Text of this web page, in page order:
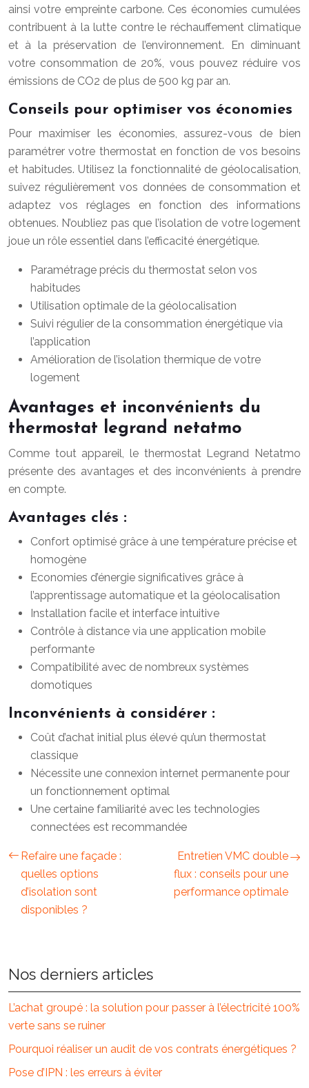
ainsi votre empreinte carbone. Ces économies cumulées
contribuent à la lutte contre le réchauffement climatique
et à la préservation de l’environnement. En diminuant
votre consommation de 20%, vous pouvez réduire vos
émissions de CO2 de plus de 500 kg par an.
Conseils pour optimiser vos économies
Pour maximiser les économies, assurez-vous de bien
paramétrer votre thermostat en fonction de vos besoins
et habitudes. Utilisez la fonctionnalité de géolocalisation,
suivez régulièrement vos données de consommation et
adaptez vos réglages en fonction des informations
obtenues. N’oubliez pas que l’isolation de votre logement
joue un rôle essentiel dans l’efficacité énergétique.
Paramétrage précis du thermostat selon vos
habitudes
Utilisation optimale de la géolocalisation
Suivi régulier de la consommation énergétique via
l’application
Amélioration de l’isolation thermique de votre
logement
Avantages et inconvénients du
thermostat legrand netatmo
Comme tout appareil, le thermostat Legrand Netatmo
présente des avantages et des inconvénients à prendre
en compte.
Avantages clés :
Confort optimisé grâce à une température précise et
homogène
Economies d’énergie significatives grâce à
l’apprentissage automatique et la géolocalisation
Installation facile et interface intuitive
Contrôle à distance via une application mobile
performante
Compatibilité avec de nombreux systèmes
domotiques
Inconvénients à considérer :
Coût d’achat initial plus élevé qu’un thermostat
classique
Nécessite une connexion internet permanente pour
un fonctionnement optimal
Une certaine familiarité avec les technologies
connectées est recommandée
Refaire une façade :
quelles options
d’isolation sont
disponibles ?
Entretien VMC double
flux : conseils pour une
performance optimale
Nos derniers articles
L’achat groupé : la solution pour passer à l’électricité 100%
verte sans se ruiner
Pourquoi réaliser un audit de vos contrats énergétiques ?
Pose d’IPN : les erreurs à éviter